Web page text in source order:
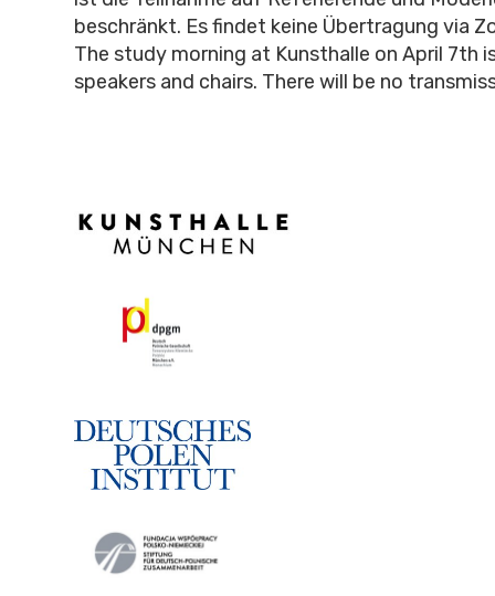
beschränkt. Es findet keine Übertragung via
The study morning at Kunsthalle on April 7th
speakers and chairs. There will be no